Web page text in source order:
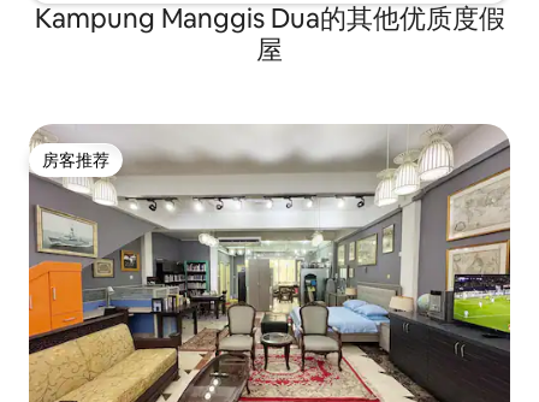
Kampung Manggis Dua的其他优质度假
屋
房客推荐
房客推荐